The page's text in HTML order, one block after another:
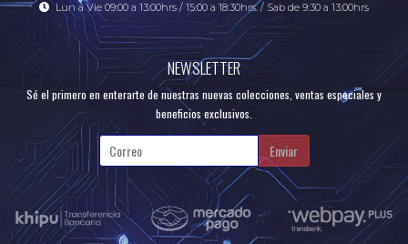
Lun a Vie 09:00 a 13:00hrs / 15:00 a 18:30hrs. / Sab de 9:30 a 13:00hrs
NEWSLETTER
Sé el primero en enterarte de nuestras nuevas colecciones, ventas especiales y
beneficios exclusivos.
Enviar